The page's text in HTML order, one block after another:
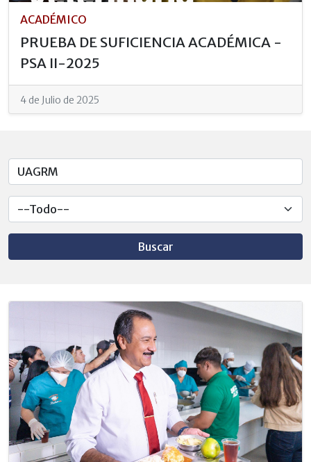
ACADÉMICO
PRUEBA DE SUFICIENCIA ACADÉMICA -
PSA II-2025
4 de Julio de 2025
Buscar